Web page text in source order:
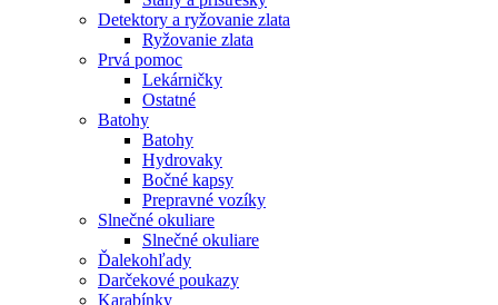
Detektory a ryžovanie zlata
Ryžovanie zlata
Prvá pomoc
Lekárničky
Ostatné
Batohy
Batohy
Hydrovaky
Bočné kapsy
Prepravné vozíky
Slnečné okuliare
Slnečné okuliare
Ďalekohľady
Darčekové poukazy
Karabínky